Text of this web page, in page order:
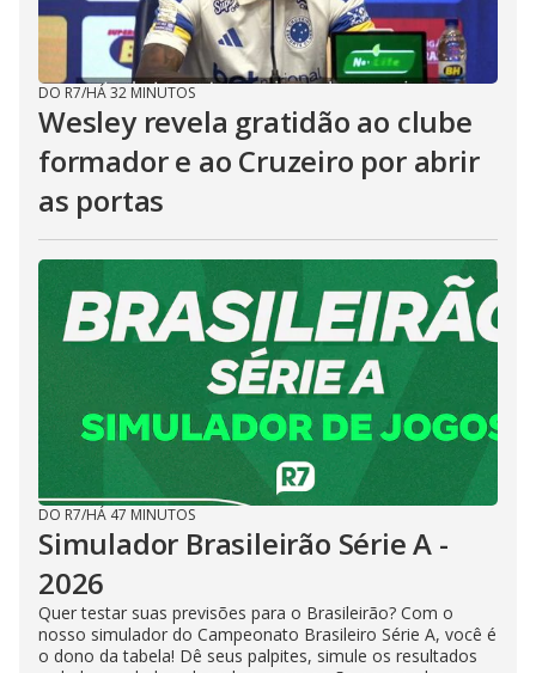
DO R7/HÁ 32 MINUTOS
Wesley revela gratidão ao clube
formador e ao Cruzeiro por abrir
as portas
DO R7/HÁ 47 MINUTOS
Simulador Brasileirão Série A -
2026
Quer testar suas previsões para o Brasileirão? Com o
nosso simulador do Campeonato Brasileiro Série A, você é
o dono da tabela! Dê seus palpites, simule os resultados